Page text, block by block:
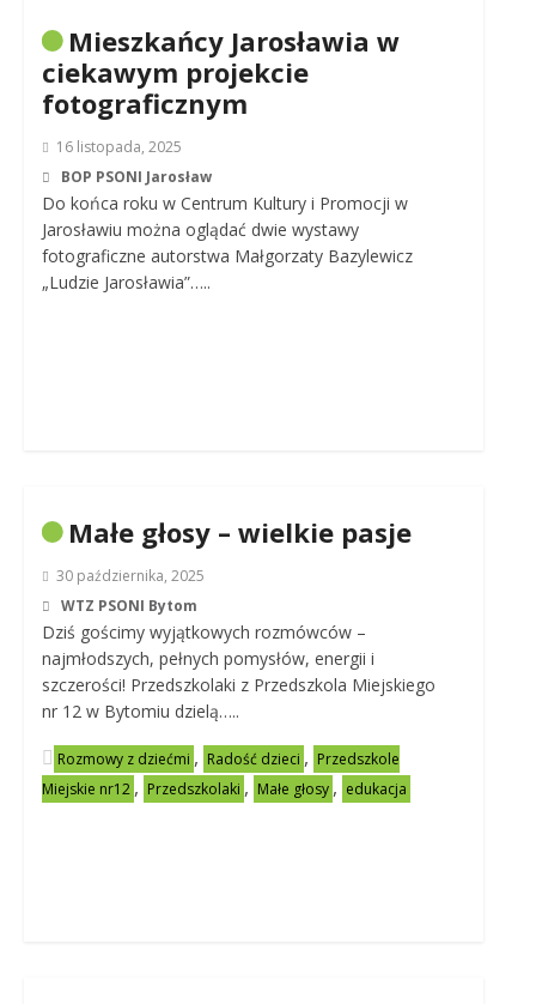
Mieszkańcy Jarosławia w
ciekawym projekcie
fotograficznym
16 listopada, 2025
BOP PSONI Jarosław
Do końca roku w Centrum Kultury i Promocji w
Jarosławiu można oglądać dwie wystawy
fotograficzne autorstwa Małgorzaty Bazylewicz
„Ludzie Jarosławia”…..
Małe głosy – wielkie pasje
30 października, 2025
WTZ PSONI Bytom
Dziś gościmy wyjątkowych rozmówców –
najmłodszych, pełnych pomysłów, energii i
szczerości! Przedszkolaki z Przedszkola Miejskiego
nr 12 w Bytomiu dzielą…..
Rozmowy z dziećmi , Radość dzieci , Przedszkole
Miejskie nr12 , Przedszkolaki , Małe głosy , edukacja